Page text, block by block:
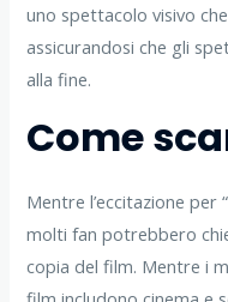
uno spettacolo visivo
assicurandosi che gli
alla fine.
Come
Mentre l’eccitazione per
molti fan potrebbero
copia del film. Mentre i